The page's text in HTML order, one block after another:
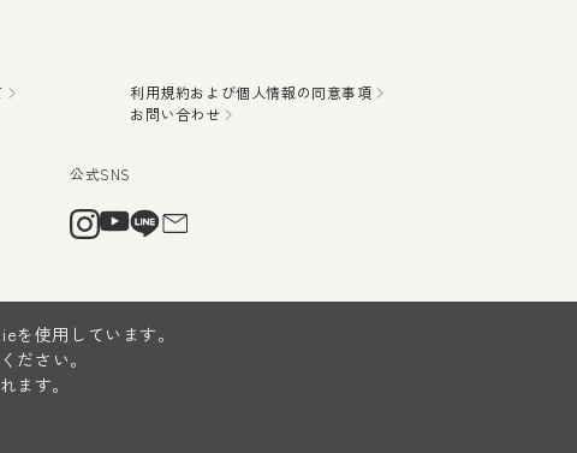
利用規約および個人情報の同意事項
お問い合わせ
使用しています。
ださい。
ます。